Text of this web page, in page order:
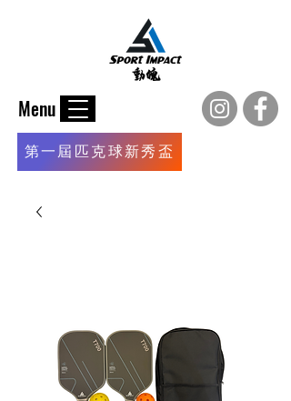
Menu
第一屆匹克球新秀盃